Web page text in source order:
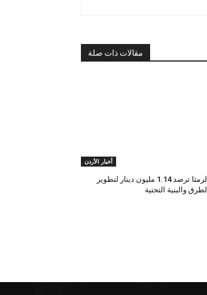
مقالات ذات صلة
أخبار الأردن
الرمثا ترصد 1.14 مليون دينار لتطوير
الطرق والبنية التحتية